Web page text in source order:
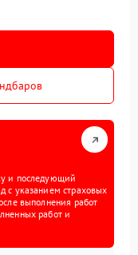
и последующий
с указанием страховых
выполнения работ
работ и